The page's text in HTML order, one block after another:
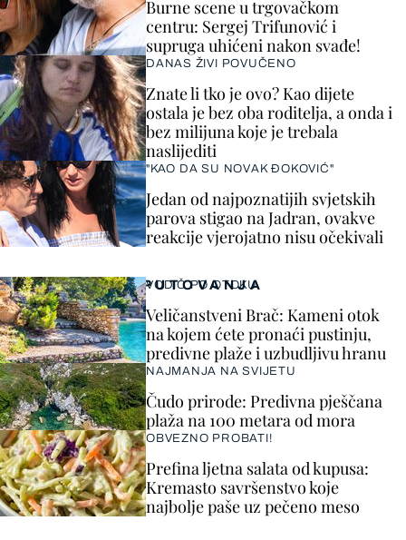
Burne scene u trgovačkom
centru: Sergej Trifunović i
supruga uhićeni nakon svađe!
DANAS ŽIVI POVUČENO
Znate li tko je ovo? Kao dijete
ostala je bez oba roditelja, a onda i
bez milijuna koje je trebala
naslijediti
"KAO DA SU NOVAK ĐOKOVIĆ"
Jedan od najpoznatijih svjetskih
parova stigao na Jadran, ovakve
reakcije vjerojatno nisu očekivali
PUTOVANJA
VODIČ PO OTOKU
Veličanstveni Brač: Kameni otok
na kojem ćete pronaći pustinju,
predivne plaže i uzbudljivu hranu
NAJMANJA NA SVIJETU
Čudo prirode: Predivna pješčana
plaža na 100 metara od mora
OBVEZNO PROBATI!
Prefina ljetna salata od kupusa:
Kremasto savršenstvo koje
najbolje paše uz pečeno meso